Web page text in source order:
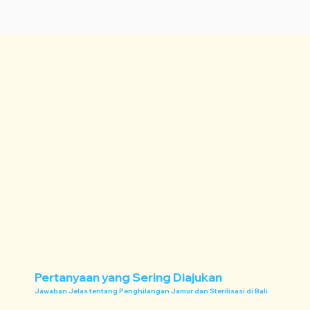
Pertanyaan yang Sering Diajukan
Jawaban Jelas tentang Penghilangan Jamur dan Sterilisasi di Bali